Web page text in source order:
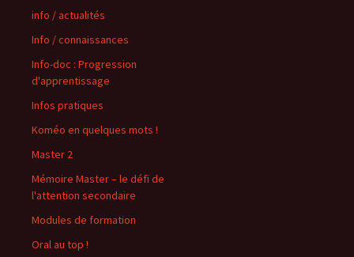
info / actualités
Info / connaissances
Info-doc : Progression
d'apprentissage
Infos pratiques
Koméo en quelques mots !
Master 2
Mémoire Master – le défi de
l'attention secondaire
Modules de formation
Oral au top !